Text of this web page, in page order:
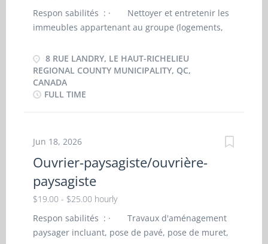
Respon sabilités : · Nettoyer et entretenir les
immeubles appartenant au groupe (logements,
Effectuer le dépoussiérage, le lavage des
planchers, des murs, des vitres et des surfaces
après des travaux de construction ou de
rénovation légère. · Ramasser et disposer
etc.). · Nettoyer les entrées, cages d’escalier,
garages, corridors et espaces extérieurs après le
passage des équipes de chantier. · Entretenir
les aires communes afin d’assurer la conformité
et la sécurité des lieux avant livraison. ·
Effectuer le nettoyage des équipements et
mobiliers installés après les travaux (armoires,
8 RUE LANDRY, LE HAUT-RICHELIEU
REGIONAL COUNTY MUNICIPALITY, QC,
CANADA
FULL TIME
Jun 18, 2026
Ouvrier-paysagiste/ouvrière-
paysagiste
$19.00 - $25.00 hourly
Respon sabilités : · Travaux d'aménagement
paysager incluant, pose de pavé, pose de muret,